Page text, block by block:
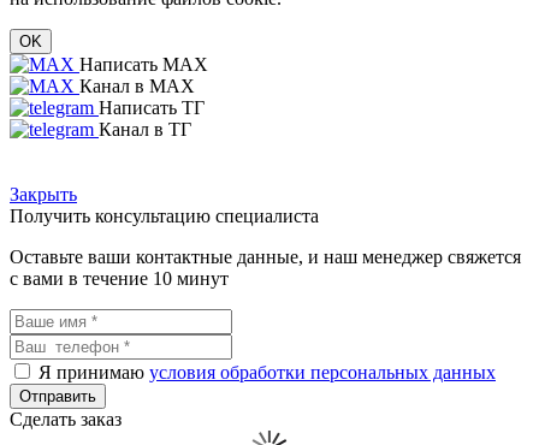
OK
Написать MAX
Канал в MAX
Написать ТГ
Канал в ТГ
Закрыть
Получить консультацию специалиста
Оставьте ваши контактные данные, и наш менеджер свяжется
с вами в течение 10 минут
Я принимаю условия обработки персональных данных
Сделать заказ